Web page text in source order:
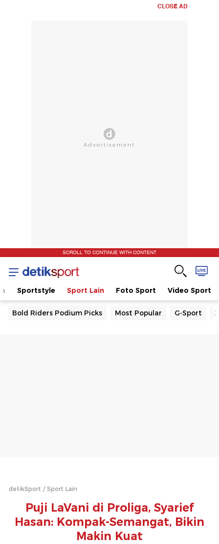
CLOSE AD
SCROLL TO CONTINUE WITH CONTENT
Sportstyle Sport Lain Foto Sport Video Sport
Bold Riders Podium Picks Most Popular G-Sport
detikSport Sport Lain
Puji LaVani di Proliga, Syarief
Hasan: Kompak-Semangat, Bikin
Makin Kuat